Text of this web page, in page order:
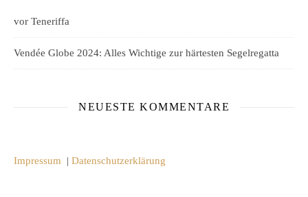
vor Teneriffa
Vendée Globe 2024: Alles Wichtige zur härtesten Segelregatta
NEUESTE KOMMENTARE
Impressum | Datenschutzerklärung